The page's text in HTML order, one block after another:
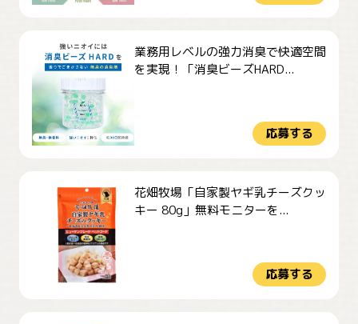
業務用レベルの強力消臭で快適空間
を実現！「消臭ビーズHARD...
応募する
花畑牧場「自家製ヤギ乳チーズクッ
キー 80g」無料モニターを...
応募する